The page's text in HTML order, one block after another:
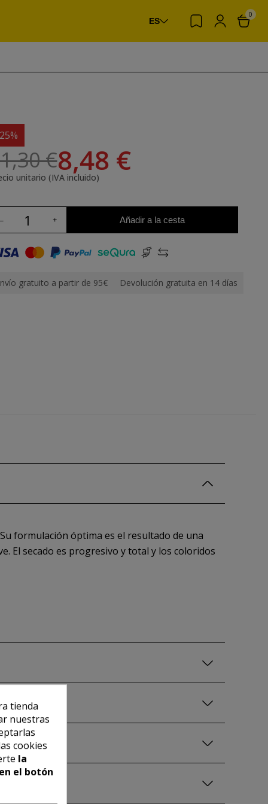
ES
0
€8,48 €
unitario (IVA incluido)
Añadir a la cesta
gratuito a partir de 95€ Devolución gratuita en 14 días
formulación óptima es el resultado de una
El secado es progresivo y total y los coloridos
tienda
nuestras
cookies
la
el botón